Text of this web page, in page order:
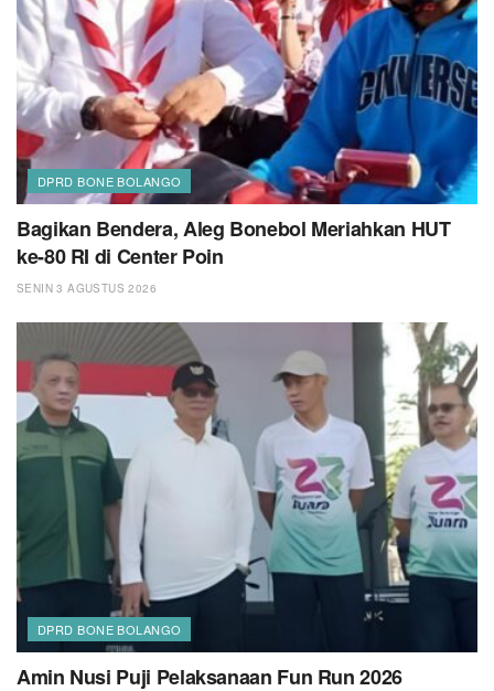
DPRD BONE BOLANGO
Bagikan Bendera, Aleg Bonebol Meriahkan HUT
ke-80 RI di Center Poin
SENIN 3 AGUSTUS 2026
DPRD BONE BOLANGO
Amin Nusi Puji Pelaksanaan Fun Run 2026